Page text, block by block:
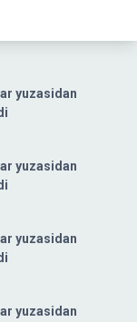
yuzasidan
yuzasidan
yuzasidan
yuzasidan